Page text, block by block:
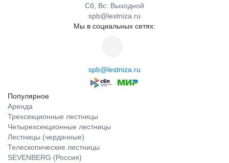
Сб, Вс: Выходной
spb@lestniza.ru
Мы в социальных сетях:
spb@lestniza.ru
Популярное
Аренда
Трехсекционные лестницы
Четырехсекционные лестницы
Лестницы (чердачные)
Телескопические лестницы
SEVENBERG (Россия)